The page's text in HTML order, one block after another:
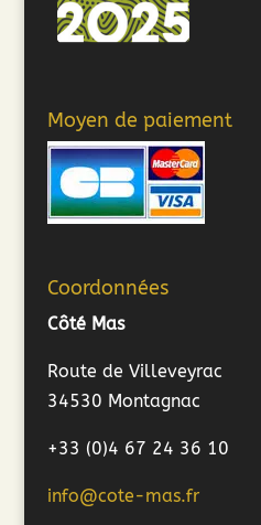
Moyen de paiement
Coordonnées
Côté Mas
Route de Villeveyrac
34530 Montagnac
+33 (0)4 67 24 36 10
info@cote-mas.fr